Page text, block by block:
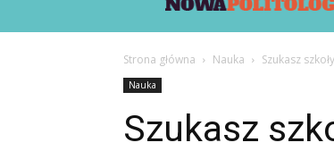
Strona główna Nauka Szukasz
Nauka
Szukasz